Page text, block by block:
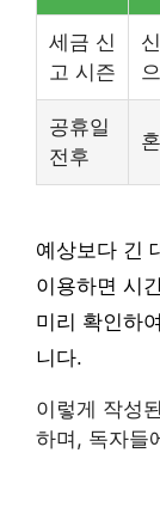
세금 신
고 시즌
공휴일
전후
예상보다 긴
이용하면 시
미리 확인하
니다.
이렇게 작성
하며, 독자들